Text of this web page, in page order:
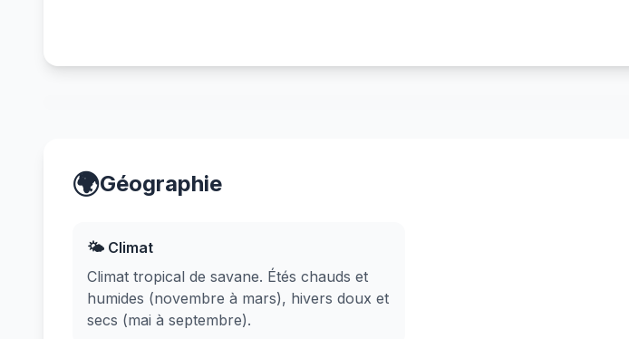
🌍Géographie
🌤️ Climat
Climat tropical de savane. Étés chauds et
humides (novembre à mars), hivers doux et
secs (mai à septembre).